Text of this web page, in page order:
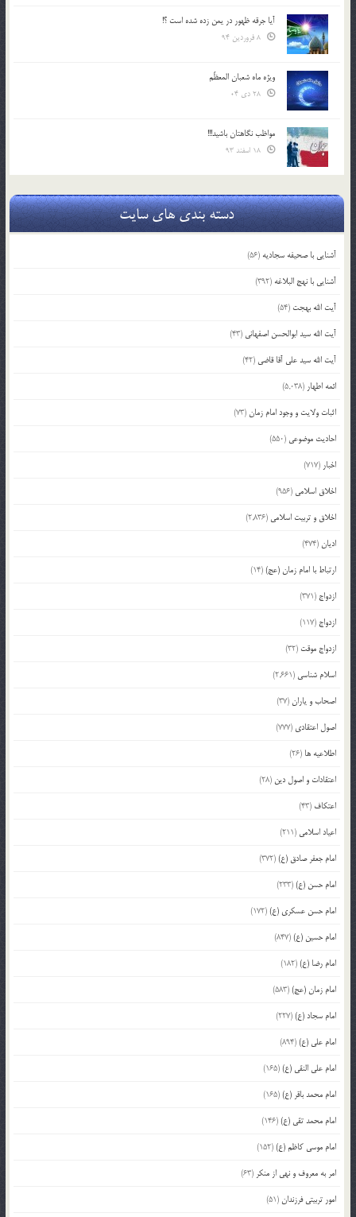
آیا جرقه ظهور در یمن زده شده است ؟!
ویژه ماه شعبان المعظّم
مواظب نگاهتان باشید!!!
دسته بندی های سایت
آشنایی با صحیفه سجادیه (56)
آشنایی با نهج البلاغه (392)
آیت الله بهجت (54)
آیت الله سید ابوالحسن اصفهانی (43)
آیت الله سید علی آقا قاضی (42)
ائمه اطهار (5,038)
اثبات ولایت و وجود امام زمان(73)
احادیث موضوعی (550)
اخبار (717)
اخلاق اسلامی (956)
اخلاق و تربیت اسلامی (2,836)
ادیان(474)
ارتباط با امام زمان (عج)(14)
ازدواج (371)
ازدواج (117)
ازدواج موقت (32)
اسلام شناسی (2,661)
اصحاب و یاران(37)
اصول اعتقادی (777)
اطلاعیه ها (26)
اعتقادات و اصول دین (28)
اعتکاف (43)
اعیاد اسلامی (211)
امام جعفر صادق (ع)(372)
امام حسن (ع)(233)
امام حسن عسکری (ع)(172)
امام حسین (ع)(847)
امام رضا (ع)(182)
امام زمان (عج)(583)
امام سجاد (ع)(227)
امام علی (ع)(894)
امام علی النقی (ع)(165)
امام محمد باقر (ع)(165)
امام محمد تقی (ع)(146)
امام موسی کاظم (ع)(152)
امر به معروف و نهی از منکر (63)
امور تربیتی فرزندان(51)